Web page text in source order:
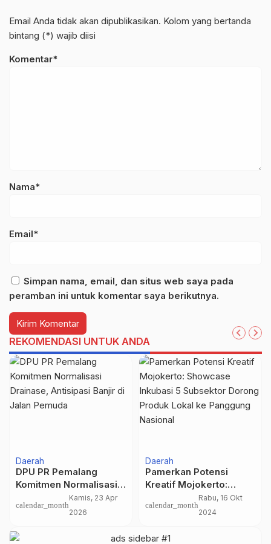
Email Anda tidak akan dipublikasikan. Kolom yang bertanda
bintang (*) wajib diisi
Komentar*
Nama*
Email*
Simpan nama, email, dan situs web saya pada
peramban ini untuk komentar saya berikutnya.
REKOMENDASI UNTUK ANDA
Daerah
DPU PR Pemalang
Komitmen Normalisasi
Drainase, Antisipasi
Banjir di Jalan Pemuda
calendar_month
Kamis, 23 Apr
2026
Daerah
Pamerkan Potensi
Kreatif Mojokerto:
Showcase Inkubasi 5
Subsektor Dorong
Panggung Nasional
calendar_month
Rabu, 16 Okt
2024